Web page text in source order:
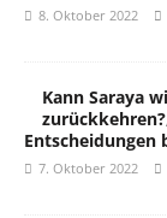
8. Oktober 2022
Kann Saraya
Entscheidungen
7. Oktober 2022